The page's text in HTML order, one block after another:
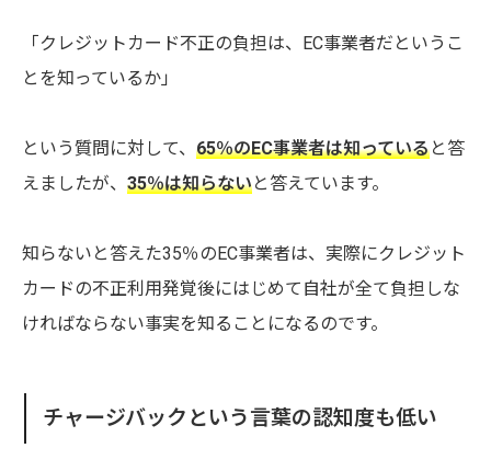
「クレジットカード不正の負担は、EC事業者だというこ
とを知っているか」
という質問に対して、 65％のEC事業者は知っていると答
えましたが、 35％は知らないと答えています。
知らないと答えた35％のEC事業者は、実際にクレジット
カードの不正利用発覚後にはじめて自社が全て負担しな
ければならない事実を知ることになるのです。
チャージバックという言葉の認知度も低い